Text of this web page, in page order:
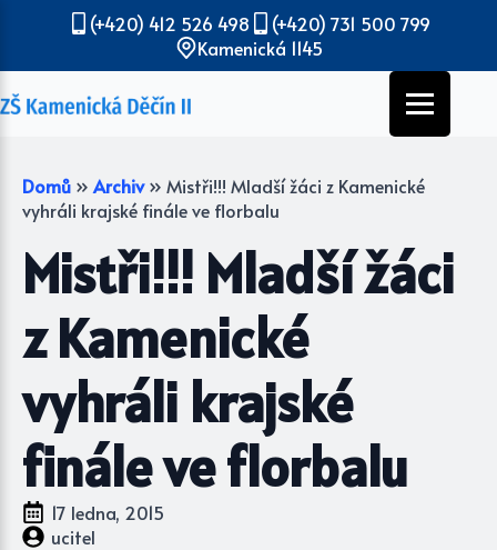
(+420) 412 526 498
(+420) 731 500 799
Kamenická 1145
Domů » Archiv » Mistři!!! Mladší žáci z Kamenické
vyhráli krajské finále ve florbalu
Mistři!!! Mladší žáci
z Kamenické
vyhráli krajské
finále ve florbalu
17 ledna, 2015
ucitel